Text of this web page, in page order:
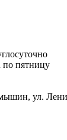
по пятницу
ул.